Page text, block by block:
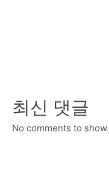
최신 댓글
No comments to show.